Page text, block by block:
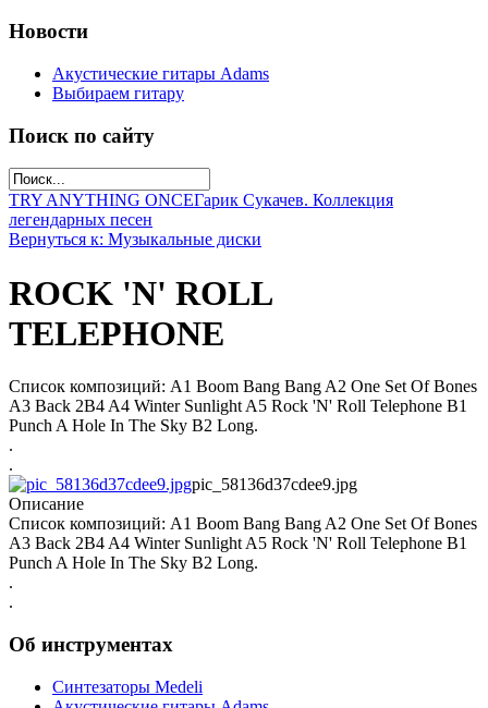
Новости
Акустические гитары Adams
Выбираем гитару
Поиск по сайту
TRY ANYTHING ONCEГарик Сукачев. Коллекция
легендарных песен
Вернуться к: Музыкальные диски
ROCK 'N' ROLL
TELEPHONE
Список композиций: A1 Boom Bang Bang A2 One Set Of Bones
A3 Back 2B4 A4 Winter Sunlight A5 Rock 'N' Roll Telephone B1
Punch A Hole In The Sky B2 Long.
.
.
pic_58136d37cdee9.jpg
Описание
Список композиций: A1 Boom Bang Bang A2 One Set Of Bones
A3 Back 2B4 A4 Winter Sunlight A5 Rock 'N' Roll Telephone B1
Punch A Hole In The Sky B2 Long.
.
.
Об инструментах
Синтезаторы Мedeli